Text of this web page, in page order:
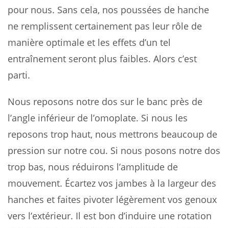
pour nous. Sans cela, nos poussées de hanche
ne remplissent certainement pas leur rôle de
manière optimale et les effets d’un tel
entraînement seront plus faibles. Alors c’est
parti.
Nous reposons notre dos sur le banc près de
l’angle inférieur de l’omoplate. Si nous les
reposons trop haut, nous mettrons beaucoup de
pression sur notre cou. Si nous posons notre dos
trop bas, nous réduirons l’amplitude de
mouvement. Écartez vos jambes à la largeur des
hanches et faites pivoter légèrement vos genoux
vers l’extérieur. Il est bon d’induire une rotation